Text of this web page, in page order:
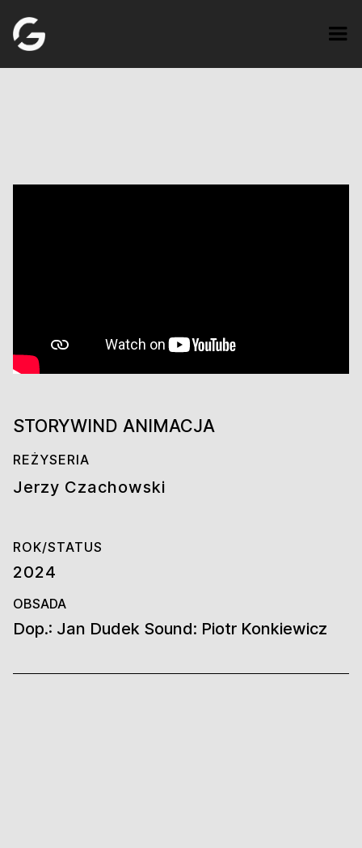
STORYWIND ANIMACJA
REŻYSERIA
Jerzy Czachowski
ROK/STATUS
2024
OBSADA
Dop.: Jan Dudek Sound: Piotr Konkiewicz